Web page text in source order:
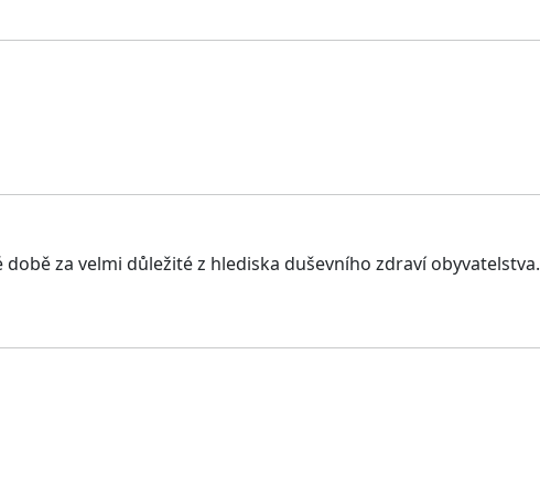
za velmi důležité z hlediska duševního zdraví obyvatelstva.